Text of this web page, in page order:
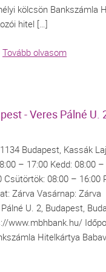
kölcsön Bankszámla
hitel […]
Tovább olvasom
- Veres Pálné U.
Budapest, Kassák
– 17:00 Kedd: 08:00 –
Csütörtök: 08:00 – 16:00
Zárva Vasárnap: Zárva
U. 2, Budapest,
www.mbhbank.hu/
Hitelkártya